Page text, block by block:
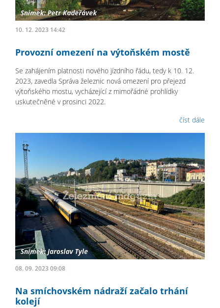
10. 12. 2023 14:42
Provozní omezení na výtoňském mostě
Se zahájením platnosti nového jízdního řádu, tedy k 10. 12.
2023, zavedla Správa železnic nová omezení pro přejezd
výtoňského mostu, vycházející z mimořádné prohlídky
uskutečněné v prosinci 2022.
číst dále
08. 09. 2023 09:08
Na smíchovském nádraží začalo trhání
kolejí